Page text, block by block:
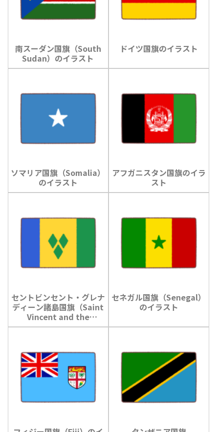
南スーダン国旗（South
Sudan）のイラスト
ドイツ国旗のイラスト
ソマリア国旗（Somalia）
のイラスト
アフガニスタン国旗のイラ
スト
セントビンセント・グレナ
ディーン諸島国旗（Saint
Vincent and the
Grenadines）のイラスト
セネガル国旗（Senegal）
のイラスト